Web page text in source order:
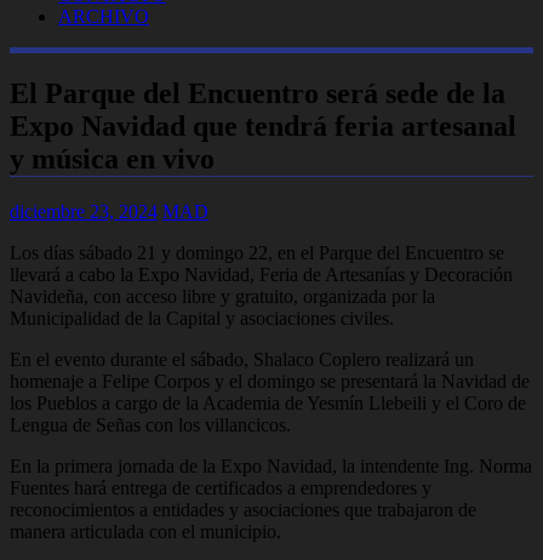
ARCHIVO
El Parque del Encuentro será sede de la
Expo Navidad que tendrá feria artesanal
y música en vivo
diciembre 23, 2024 MAD
Los días sábado 21 y domingo 22, en el Parque del Encuentro se
llevará a cabo la Expo Navidad, Feria de Artesanías y Decoración
Navideña, con acceso libre y gratuito, organizada por la
Municipalidad de la Capital y asociaciones civiles.
En el evento durante el sábado, Shalaco Coplero realizará un
homenaje a Felipe Corpos y el domingo se presentará la Navidad de
los Pueblos a cargo de la Academia de Yesmín Llebeili y el Coro de
Lengua de Señas con los villancicos.
En la primera jornada de la Expo Navidad, la intendente Ing. Norma
Fuentes hará entrega de certificados a emprendedores y
reconocimientos a entidades y asociaciones que trabajaron de
manera articulada con el municipio.